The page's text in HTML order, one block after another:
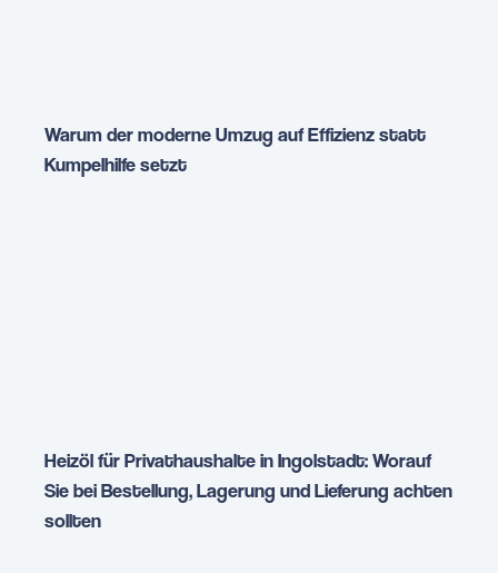
Warum der moderne Umzug auf Effizienz statt
Kumpelhilfe setzt
Heizöl für Privathaushalte in Ingolstadt: Worauf
Sie bei Bestellung, Lagerung und Lieferung achten
sollten